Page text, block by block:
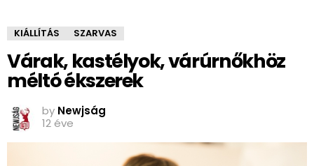
KIÁLLÍTÁS SZARVAS
Várak, kastélyok, várúrnőkhöz
méltó ékszerek
by Newjság
12 éve